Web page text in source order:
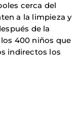
cerca del
a la limpieza y
de la
400 niños que
indirectos los